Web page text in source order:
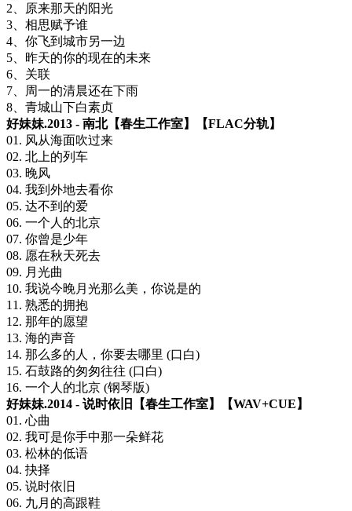
2、原来那天的阳光
3、相思赋予谁
4、你飞到城市另一边
5、昨天的你的现在的未来
6、关联
7、周一的清晨还在下雨
8、青城山下白素贞
好妹妹.2013 - 南北【春生工作室】【FLAC分轨】
01. 风从海面吹过来
02. 北上的列车
03. 晚风
04. 我到外地去看你
05. 达不到的爱
06. 一个人的北京
07. 你曾是少年
08. 愿在秋天死去
09. 月光曲
10. 我说今晚月光那么美，你说是的
11. 熟悉的拥抱
12. 那年的愿望
13. 海的声音
14. 那么多的人，你要去哪里 (口白)
15. 石鼓路的匆匆往往 (口白)
16. 一个人的北京 (钢琴版)
好妹妹.2014 - 说时依旧【春生工作室】【WAV+CUE】
01. 心曲
02. 我可是你手中那一朵鲜花
03. 松林的低语
04. 抉择
05. 说时依旧
06. 九月的高跟鞋